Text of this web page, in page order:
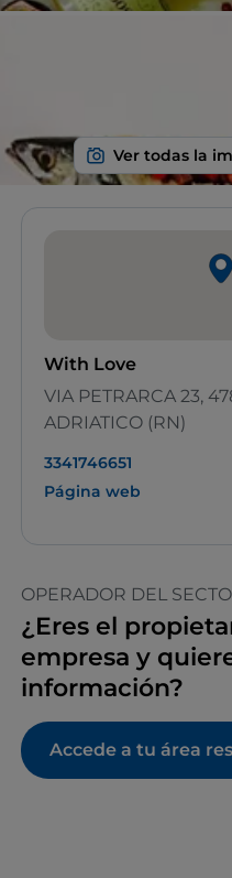
With Love
VIA PETRARCA 23,
ADRIATICO (RN)
3341746651
Página web
OPERADOR DEL
¿Eres el
empresa y
información?
Accede a tu área